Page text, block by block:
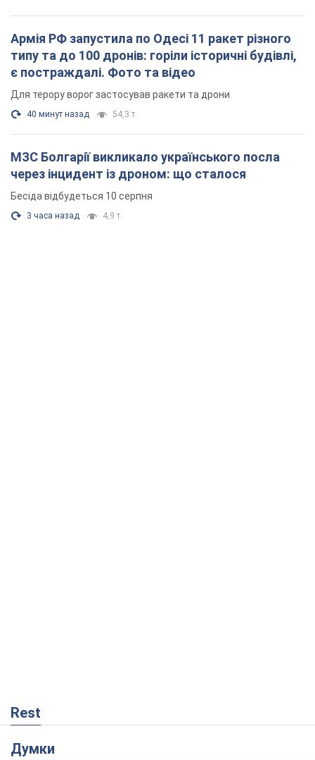
Армія РФ запустила по Одесі 11 ракет різного
типу та до 100 дронів: горіли історичні будівлі,
є постраждалі. Фото та відео
Для терору ворог застосував ракети та дрони
40 минут назад 54,3 т.
МЗС Болгарії викликало українського посла
через інцидент із дроном: що сталося
Бесіда відбудеться 10 серпня
3 часа назад 4,9 т.
Rest
Думки